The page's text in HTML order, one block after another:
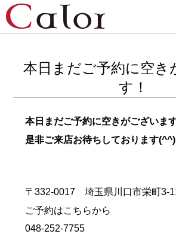
本日まだご予約に空き
す！
本日まだご予約に空きがございます
是非ご来店お待ちしております(^^)
〒332-0017 埼玉県川口市栄町3-
ご予約はこちらから
048-252-7755